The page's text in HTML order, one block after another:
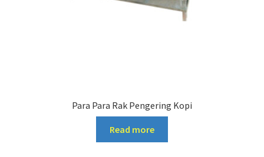
Para Para Rak Pengering Kopi
Read more